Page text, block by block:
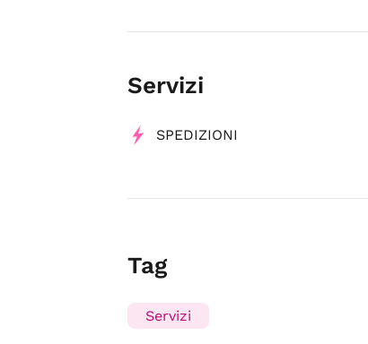
Servizi
SPEDIZIONI
Tag
Servizi